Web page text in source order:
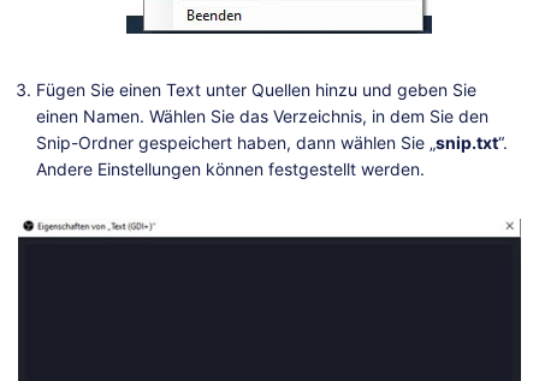
Fügen Sie einen Text unter Quellen hinzu und geben Sie
einen Namen. Wählen Sie das Verzeichnis, in dem Sie den
Snip-Ordner gespeichert haben, dann wählen Sie „snip.txt“.
Andere Einstellungen können festgestellt werden.